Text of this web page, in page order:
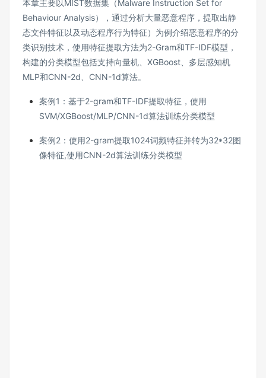
本章主要以MIST数据集（Malware Instruction Set for
Behaviour Analysis），通过分析大量恶意程序，提取出静
态文件特征以及动态程序行为特征）为例介绍恶意程序的分
类识别技术，使用特征提取方法为2-Gram和TF-IDF模型，
构建的分类模型包括支持向量机、XGBoost、多层感知机
MLP和CNN-2d、CNN-1d算法。
案例1：基于2-gram和TF-IDF提取特征，使用
SVM/XGBoost/MLP/CNN-1d算法训练分类模型
案例2：使用2-gram提取1024词频特征并转为32*32图
像特征,使用CNN-2d算法训练分类模型